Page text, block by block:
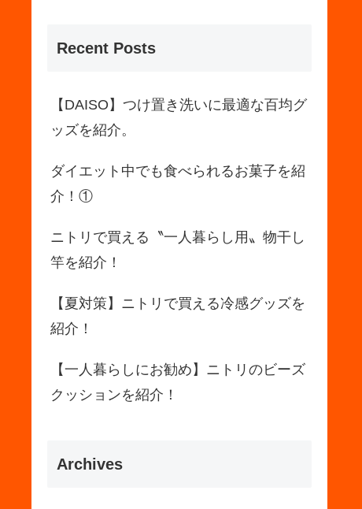
Recent Posts
【DAISO】つけ置き洗いに最適な百均グ
ッズを紹介。
ダイエット中でも食べられるお菓子を紹
介！①
ニトリで買える〝一人暮らし用〟物干し
竿を紹介！
【夏対策】ニトリで買える冷感グッズを
紹介！
【一人暮らしにお勧め】ニトリのビーズ
クッションを紹介！
Archives